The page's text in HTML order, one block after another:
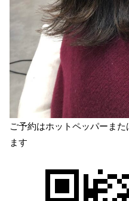
ご予約はホットペッパーま
ます